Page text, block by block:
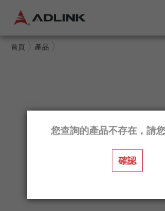
首頁 產品
您查詢的產品不存在，請
確認